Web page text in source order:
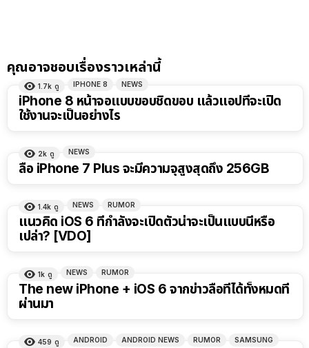
คุณอาจชอบเรื่องราวเหล่านี้
1.7k ดู IPHONE 8 NEWS
iPhone 8 หน้าจอแบบขอบชิดขอบ แล้วแอปที่จะเปิด
ใช้งานจะเป็นอย่างไร
2k ดู NEWS
ลือ iPhone 7 Plus จะมีความจุสูงสุดถึง 256GB
1.4k ดู NEWS RUMOR
แนวคิด iOS 6 ที่กำลังจะเปิดตัวน่าจะเป็นแบบนี้หรือ
เปล่า? [VDO]
1k ดู NEWS RUMOR
The new iPhone + iOS 6 จากข่าวลือที่ได้ทั้งหมดที่
ผ่านมา
459 ดู ANDROID ANDROID NEWS RUMOR SAMSUNG